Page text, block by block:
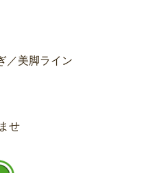
／美脚ライン
せ